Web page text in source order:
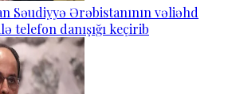
Səudiyyə Ərəbistanının vəliəhd
telefon danışığı keçirib